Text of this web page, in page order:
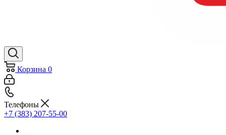
Корзина 0
Телефоны
+7 (383) 207-55-00